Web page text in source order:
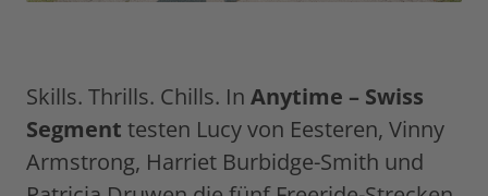
Skills. Thrills. Chills. In Anytime – Swiss
Segment testen Lucy von Eesteren, Vinny
Armstrong, Harriet Burbidge-Smith und